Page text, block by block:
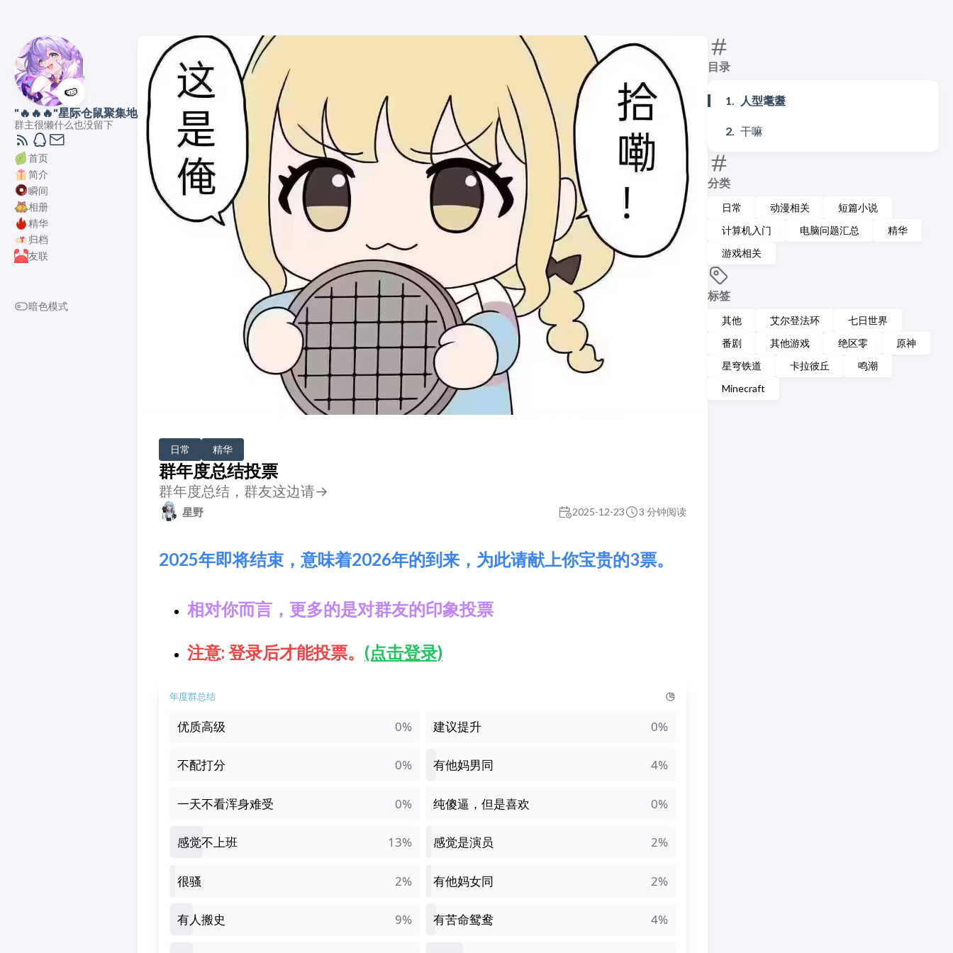
🍉
"🔥🔥🔥"星际仓鼠聚集地
群主很懒什么也没留下
首页
简介
瞬间
相册
精华
归档
友联
暗色模式
目录
人型耄耋
干嘛
分类
日常 动漫相关
短篇小说
计算机入门
电脑问题汇总
精华
游戏相关
标签
其他 艾尔登法环
七日世界
番剧
其他游戏 绝区零
原神
星穹铁道
卡拉彼丘
鸣潮
Minecraft
日常 精华
群年度总结投票
群年度总结，群友这边请→
星野 2025-12-23 3 分钟阅读
2025年即将结束，意味着2026年的到来，为此请献上你宝贵的3票。
相对你而言，更多的是对群友的印象投票
注意: 登录后才能投票。 (点击登录)